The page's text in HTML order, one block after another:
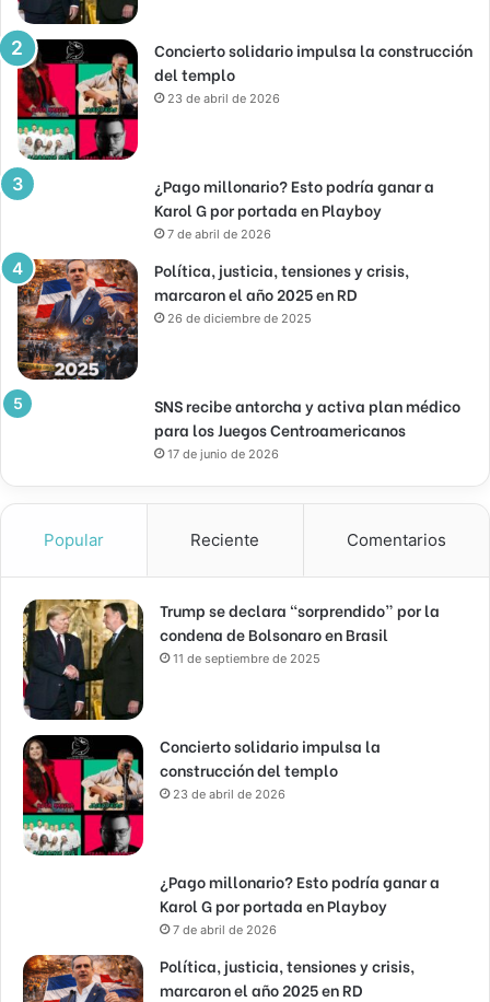
Concierto solidario impulsa la construcción
del templo
23 de abril de 2026
¿Pago millonario? Esto podría ganar a
Karol G por portada en Playboy
7 de abril de 2026
Política, justicia, tensiones y crisis,
marcaron el año 2025 en RD
26 de diciembre de 2025
SNS recibe antorcha y activa plan médico
para los Juegos Centroamericanos
17 de junio de 2026
Popular Reciente Comentarios
Trump se declara “sorprendido” por la
condena de Bolsonaro en Brasil
11 de septiembre de 2025
Concierto solidario impulsa la
construcción del templo
23 de abril de 2026
¿Pago millonario? Esto podría ganar a
Karol G por portada en Playboy
7 de abril de 2026
Política, justicia, tensiones y crisis,
marcaron el año 2025 en RD